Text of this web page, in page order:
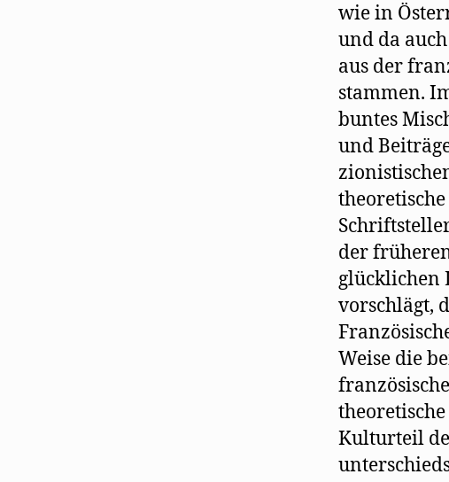
wie in
und da
aus der
stammen.
buntes
und
der
glücklichen
vorschlägt,
Weise die
Kulturteil